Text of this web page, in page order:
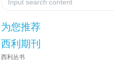
为您推荐
西利期刊
西利丛书